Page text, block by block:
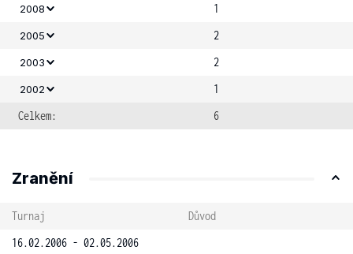
2008 1
2005 2
2003 2
2002
1
Celkem:
6
Zranění
Turnaj
Důvod
16.02.2006 - 02.05.2006